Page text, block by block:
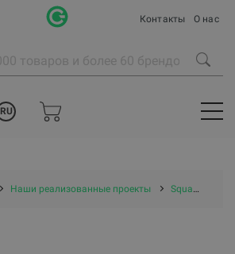
Контакты О нас
RU
Наши реализованные проекты Squad Hour